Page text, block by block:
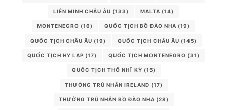
LIÊN MINH CHÂU ÂU (133) MALTA (14)
MONTENEGRO (16) QUỐC TỊCH BỒ ĐÀO NHA (19)
QUỐC TỊCH CHÂU ÂU (19) QUỐC TỊCH CHÂU ÂU (145)
QUỐC TỊCH HY LẠP (17) QUỐC TỊCH MONTENEGRO (31)
QUỐC TỊCH THỔ NHĨ KỲ (15)
THƯỜNG TRÚ NHÂN IRELAND (17)
THƯỜNG TRÚ NHÂN BỒ ĐÀO NHA (28)